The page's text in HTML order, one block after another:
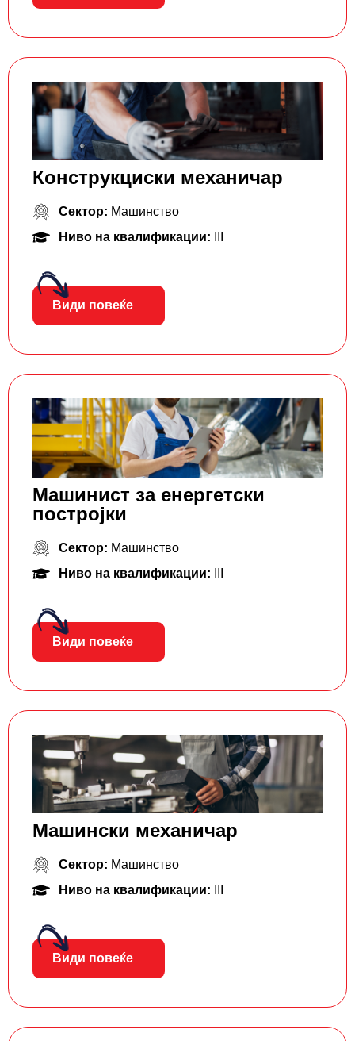
Конструкциски механичар
Сектор: Машинство
Ниво на квалификации:
Види повеќе
Машинист за енергетски
постројки
Сектор: Машинство
Ниво на квалификации:
Види повеќе
Машински механичар
Сектор: Машинство
Ниво на квалификации:
Види повеќе